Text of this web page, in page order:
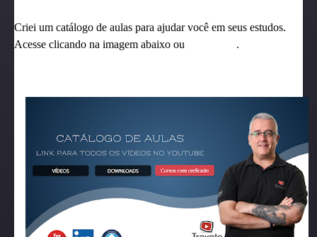
Criei um catálogo de aulas para ajudar você em seus estudos.
Acesse clicando na imagem abaixo ou
.